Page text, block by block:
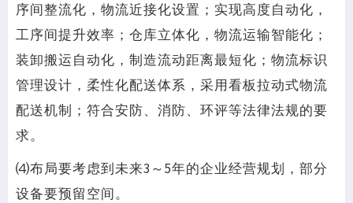
序间整流化，物流近接化设置；实现高度自动化，
工序间提升效率；仓库立体化，物流运输智能化；
装卸搬运自动化，制造流动距离最短化；物流标识
管理设计，柔性化配送体系，采用看板拉动式物流
配送机制；符合安防、消防、环评等法律法规的要
求。
⑷布局要考虑到未来3～5年的企业经营规划，部分
设备要预留空间。